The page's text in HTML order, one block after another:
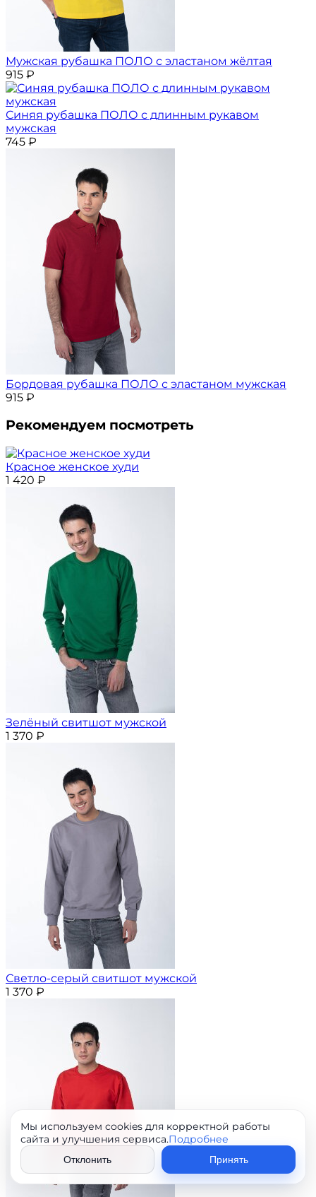
Мужская рубашка ПОЛО с эластаном жёлтая
915 ₽
Синяя рубашка ПОЛО с длинным рукавом
мужская
745 ₽
Бордовая рубашка ПОЛО с эластаном мужская
915 ₽
Рекомендуем посмотреть
Красное женское худи
1 420 ₽
Зелёный свитшот мужской
1 370 ₽
Светло-серый свитшот мужской
1 370 ₽
Мы используем cookies для корректной работы
сайта и улучшения сервиса.Подробнее
Отклонить Принять